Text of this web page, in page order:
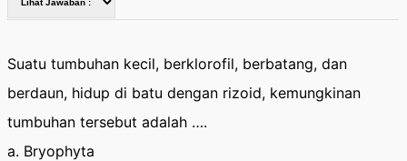
Suatu tumbuhan kecil, berklorofil, berbatang, dan
berdaun, hidup di batu dengan rizoid, kemungkinan
tumbuhan tersebut adalah ….
a. Bryophyta